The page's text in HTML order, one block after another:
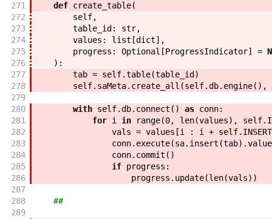
271
def create_table(
272
self,
273
table_id : str,
274
values : list [dict] ,
275
progress : Optional [ProgressIndicator] =
276
) :
277
tab = self.table(table_id )
278
self. saMeta. create_all (self.db. engine( ) ,
279
280
with self.db. connect ( ) as conn:
281
for i in range(0, len(values) , self.
282
vals = values [i : i + self.
283
conn. execute(sa. insert (tab) .
284
conn. commit ( )
285
if progress :
286
progress . update(len(vals) )
287
288
##
289